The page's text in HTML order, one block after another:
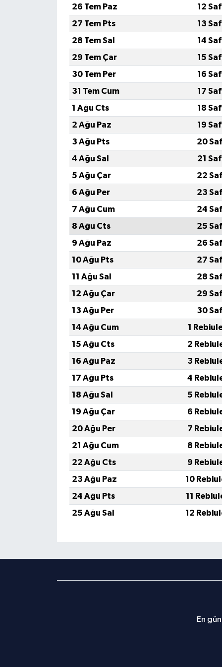
26 Tem Paz
12
27 Tem Pts
13
28 Tem Sal
14
29 Tem Çar
15
30 Tem Per
16
31 Tem Cum
17
1 Ağu Cts
18
2 Ağu Paz
19
3 Ağu Pts
20
4 Ağu Sal
21
5 Ağu Çar
22
6 Ağu Per
23
7 Ağu Cum
24
8 Ağu Cts
25
9 Ağu Paz
26
10 Ağu Pts
27
11 Ağu Sal
28
12 Ağu Çar
29
13 Ağu Per
30
14 Ağu Cum
1
15 Ağu Cts
2
16 Ağu Paz
3
17 Ağu Pts
4
18 Ağu Sal
5
19 Ağu Çar
6
20 Ağu Per
7
21 Ağu Cum
8
22 Ağu Cts
9
23 Ağu Paz
10
24 Ağu Pts
11
25 Ağu Sal
12
En
Türkiye Basketbol Ligi
Kadınlar Basketbol Ligi
Diğer Basketbol Ligleri
Motor Sporları
Diğer Spor Dalları
Futbolcular